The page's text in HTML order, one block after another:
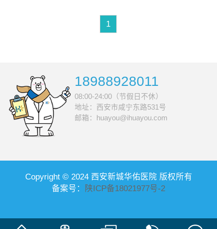
也就是GHB
1
18988928011
08:00-24:00（节假日不休）
地址：西安市咸宁东路531号
邮箱：huayou@ihuayou.com
Copyright © 2024 西安新城华佑医院 版权所有
备案号：
陕ICP备18021977号-2